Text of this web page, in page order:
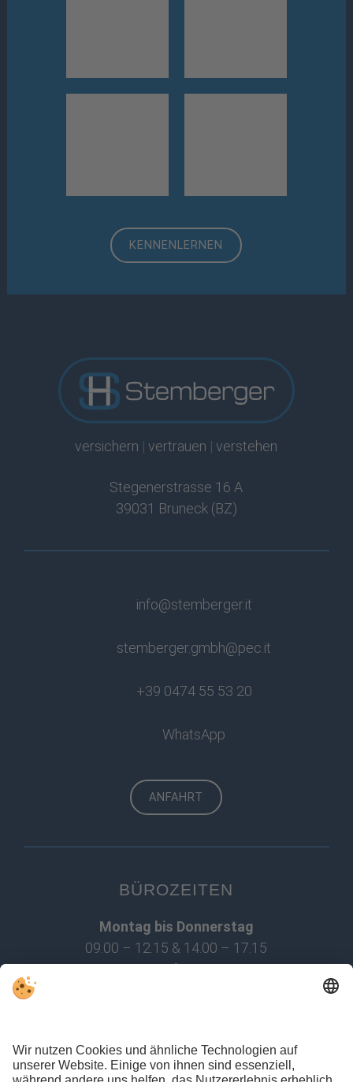
KENNENLERNEN
versichern | vertrauen | verstehen
Stegenerstrasse 16 A
39031 Bruneck (BZ)
info@stemberger.it
stemberger.gmbh@pec.it
+39 0474 55 53 20
WhatsApp
ANFAHRT
BÜROZEITEN
Montag bis Donnerstag
09.00 – 12.15 & 14.00 – 17.15
Freitag
Vereinbarung jederzeit möglich.